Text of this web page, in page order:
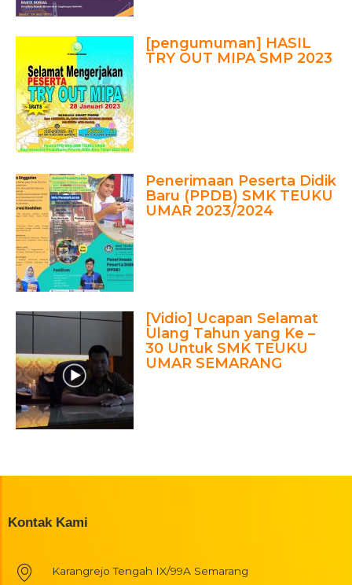
[pengumuman] HASIL
TRY OUT MIPA SMP 2023
Penerimaan Peserta Didik
Baru (PPDB) SMK TEUKU
UMAR 2023/2024
[Vidio] Ucapan Selamat
Ulang Tahun yang Ke –
30 Untuk SMK TEUKU
UMAR SEMARANG
Kontak Kami
Karangrejo Tengah IX/99A Semarang